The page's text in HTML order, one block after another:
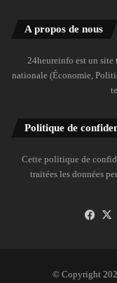
A propos de nous
24heureinfo est un
nationale (Économie,
Politique de
Cette politique de
traitées les données
© Copyright